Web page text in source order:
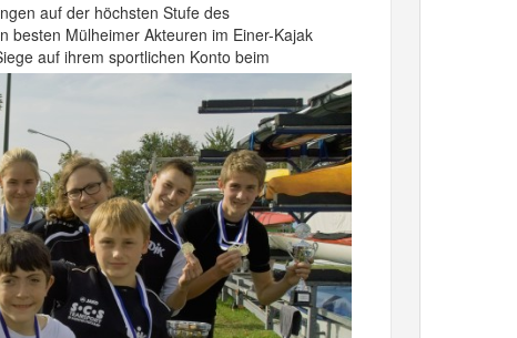
auf der höchsten Stufe des
Mülheimer Akteuren im Einer-Kajak
auf ihrem sportlichen Konto beim